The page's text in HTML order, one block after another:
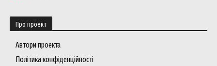
Про проект
Автори проекта
Політика конфіденційності